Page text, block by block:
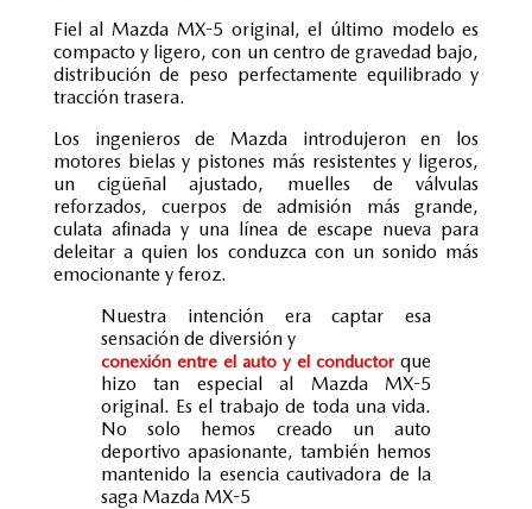
Fiel al Mazda MX-5 original, el último modelo es
compacto y ligero, con un centro de gravedad bajo,
distribución de peso perfectamente equilibrado y
tracción trasera.
Los ingenieros de Mazda introdujeron en los
motores bielas y pistones más resistentes y ligeros,
un cigüeñal ajustado, muelles de válvulas
reforzados, cuerpos de admisión más grande,
culata afinada y una línea de escape nueva para
deleitar a quien los conduzca con un sonido más
emocionante y feroz.
Nuestra intención era captar esa
sensación de diversión y
conexión entre el auto y el conductor que
hizo tan especial al Mazda MX-5
original. Es el trabajo de toda una vida.
No solo hemos creado un auto
deportivo apasionante, también hemos
mantenido la esencia cautivadora de la
saga Mazda MX-5